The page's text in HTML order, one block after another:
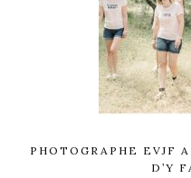
PHOTOGRAPHE EVJF
D’Y